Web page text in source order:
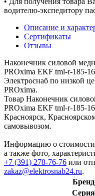
водителю-экспедитору
Описание и
Сертификаты
Отзывы
Наконечник силовой
PROxima EKF tml-r-185-
Электроснаб по низкой
PROxima.
Товар Наконечник
PROxima EKF tml-r-185-16
Красноярск,
самовывозом.
Информацию о стоимости
а также фото,
+7 (391) 278-76-76 или
zakaz@elektrosnab24.ru.